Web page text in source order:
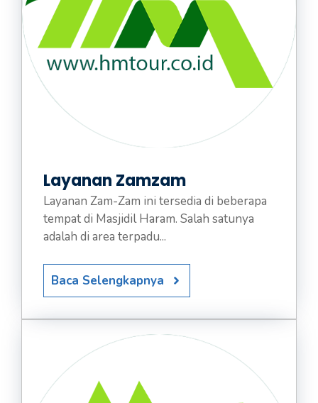
Layanan Zamzam
Layanan Zam-Zam ini tersedia di beberapa
tempat di Masjidil Haram. Salah satunya
adalah di area terpadu...
Baca Selengkapnya